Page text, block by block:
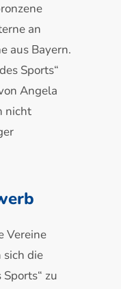
an
aus Bayern.
Sports“
Angela
nicht
Vereine
sich die
zu